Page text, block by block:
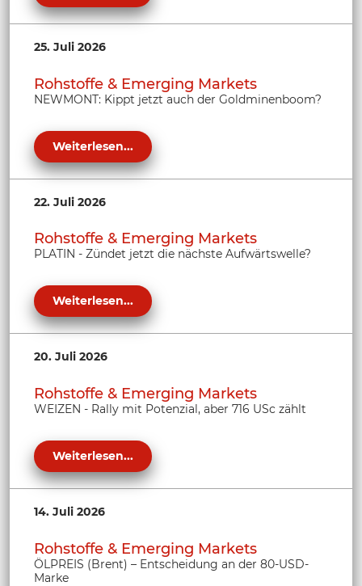
25. Juli 2026
Rohstoffe & Emerging Markets
NEWMONT: Kippt jetzt auch der Goldminenboom?
Weiterlesen...
22. Juli 2026
Rohstoffe & Emerging Markets
PLATIN - Zündet jetzt die nächste Aufwärtswelle?
Weiterlesen...
20. Juli 2026
Rohstoffe & Emerging Markets
WEIZEN - Rally mit Potenzial, aber 716 USc zählt
Weiterlesen...
14. Juli 2026
Rohstoffe & Emerging Markets
ÖLPREIS (Brent) – Entscheidung an der 80-USD-
Marke